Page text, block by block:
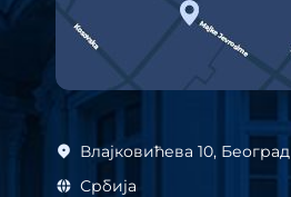
Влајковићева 10, Београд
Србија